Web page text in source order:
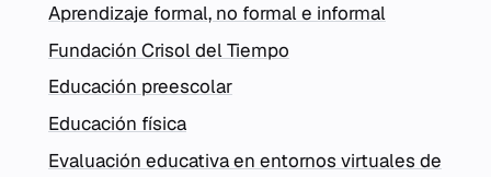
Aprendizaje formal, no formal e informal
Fundación Crisol del Tiempo
Educación preescolar
Educación física
Evaluación educativa en entornos virtuales de